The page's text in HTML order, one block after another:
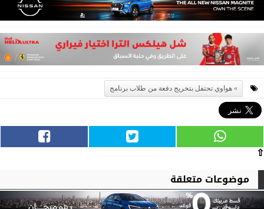
هواوي تحتفل بتخريج دفعة من طلاب برنامج
⇧
موضوعات متعلقة